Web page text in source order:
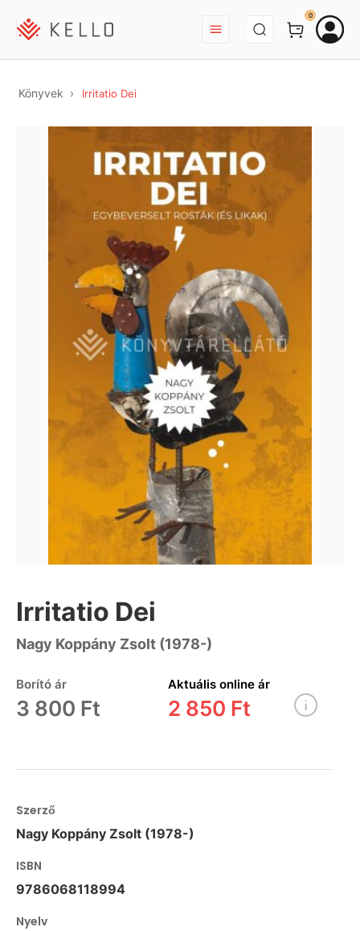
BEJELENTKEZÉS
0
Könyvek Irritatio Dei
Irritatio Dei
Nagy Koppány Zsolt (1978-)
Borító ár
3 800 Ft
Aktuális online ár
2 850 Ft
Szerző
Nagy Koppány Zsolt (1978-)
ISBN
9786068118994
Nyelv